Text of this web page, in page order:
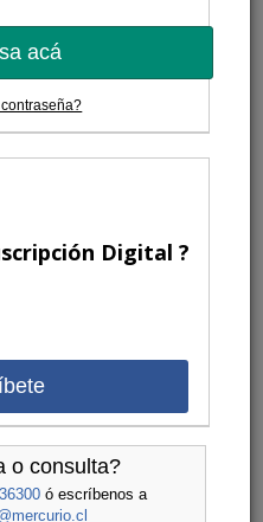
acá
Digital ?
o consulta?
ó escríbenos a